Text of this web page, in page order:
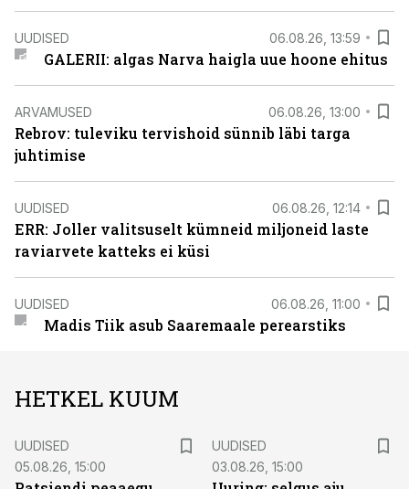
UUDISED 06.08.26, 13:59
GALERII: algas Narva haigla uue hoone ehitus
ARVAMUSED 06.08.26, 13:00
Rebrov: tuleviku tervishoid sünnib läbi targa
juhtimise
UUDISED 06.08.26, 12:14
ERR: Joller valitsuselt kümneid miljoneid laste
raviarvete katteks ei küsi
UUDISED 06.08.26, 11:00
Madis Tiik asub Saaremaale perearstiks
HETKEL KUUM
UUDISED
05.08.26, 15:00
UUDISED
03.08.26, 15:00